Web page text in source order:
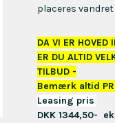
placeres
DA VI ER HOVED
ER DU ALTID
TILBUD -
Bemærk altid
Leasing pris
DKK 1344,50-